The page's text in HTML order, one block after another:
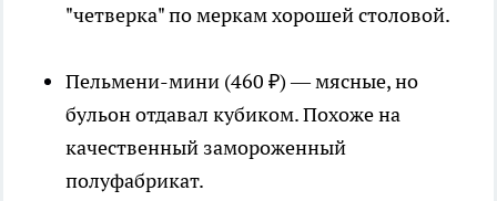
"четверка" по меркам хорошей столовой.
Пельмени-мини (460 ₽) — мясные, но
бульон отдавал кубиком. Похоже на
качественный замороженный
полуфабрикат.